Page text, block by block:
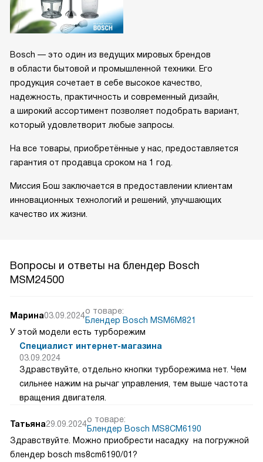
Bosch — это один из ведущих мировых брендов
в области бытовой и промышленной техники. Его
продукция сочетает в себе высокое качество,
надежность, практичность и современный дизайн,
а широкий ассортимент позволяет подобрать вариант,
который удовлетворит любые запросы.
На все товары, приобретённые у нас, предоставляется
гарантия от продавца сроком на 1 год.
Миссия Бош заключается в предоставлении клиентам
инновационных технологий и решений, улучшающих
качество их жизни.
Вопросы и ответы на блендер Bosch
MSM24500
Марина03.09.2024о товаре:
Блендер Bosch MSM6M821
У этой модели есть турборежим
Специалист интернет-магазина
03.09.2024
Здравствуйте, отдельно кнопки турборежима нет. Чем
сильнее нажим на рычаг управления, тем выше частота
вращения двигателя.
Татьяна29.09.2024о товаре:
Блендер Bosch MS8CM6190
Здравствуйте. Можно приобрести насадку на погружной
блендер bosch ms8cm6190/01?